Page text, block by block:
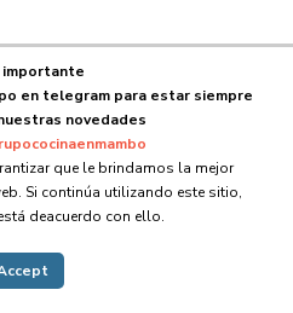
importante
en telegram para estar siempre
novedades
que le brindamos la mejor
Si continúa utilizando este sitio,
deacuerdo con ello.